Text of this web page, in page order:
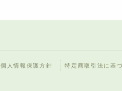
個人情報保護方針 特定商取引法に基